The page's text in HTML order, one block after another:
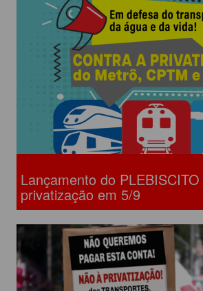
Lançamento do
privatização em 5/9